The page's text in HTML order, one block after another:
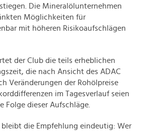
Die Mineralölunternehmen
Möglichkeiten für
mit höheren Risikoaufschlägen
der Club die teils erheblichen
die nach Ansicht des ADAC
Veränderungen der Rohölpreise
im Tagesverlauf seien
Folge dieser Aufschläge.
bleibt die Empfehlung eindeutig: Wer